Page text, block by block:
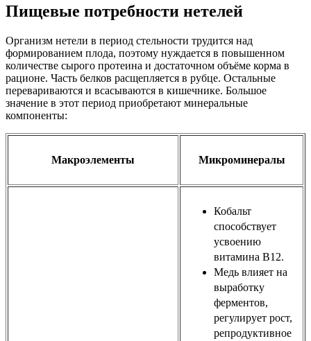
Пищевые потребности нетелей
Организм нетели в период стельности трудится над
формированием плода, поэтому нуждается в повышенном
количестве сырого протеина и достаточном объёме корма в
рационе. Часть белков расщепляется в рубце. Остальные
перевариваются и всасываются в кишечнике. Большое
значение в этот период приобретают минеральные
компоненты:
Макроэлементы Микроминералы
Кобальт
способствует
усвоению
витамина В12.
Медь влияет на
выработку
ферментов,
регулирует рост,
репродуктивное